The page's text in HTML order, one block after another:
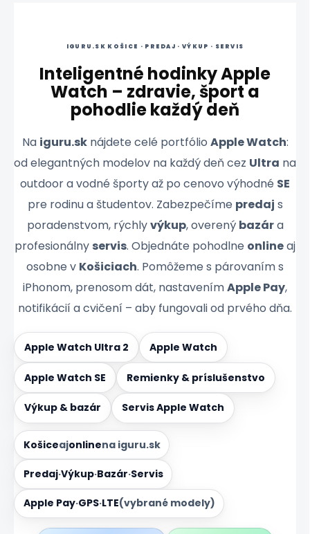
IGURU.SK KOŠICE · PREDAJ · VÝKUP · SERVIS
Inteligentné hodinky Apple
Watch – zdravie, šport a
pohodlie každý deň
Na iguru.sknájdete celé portfólio Apple Watch:
od elegantných modelov na každý deň cez Ultra na
outdoor a vodné športy až po cenovo výhodné SE
pre rodinu a študentov. Zabezpečíme predaj s
poradenstvom, rýchlyvýkup, overený bazára
profesionálny servis. Objednáte pohodlne onlineaj
osobne v Košiciach. Pomôžeme s párovaním s
iPhonom, prenosom dát, nastavenímApple Pay,
notifikácií a cvičení – aby fungovali od prvého dňa.
Apple Watch Ultra 2 Apple Watch
Apple Watch SE Remienky & príslušenstvo
Výkup & bazár Servis Apple Watch
Košiceajonlinena iguru.sk
Predaj·Výkup·Bazár·Servis
Apple Pay·GPS·LTE(vybrané modely)